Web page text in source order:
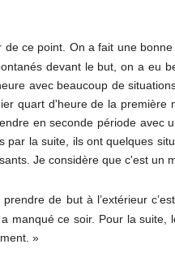
ce point. On a fait une
devant le but, on a eu
avec beaucoup de
quart d'heure de la
en seconde période
par la suite, ils ont quelques
Je considère que c'est un
de but à l’extérieur
manqué ce soir. Pour la
»